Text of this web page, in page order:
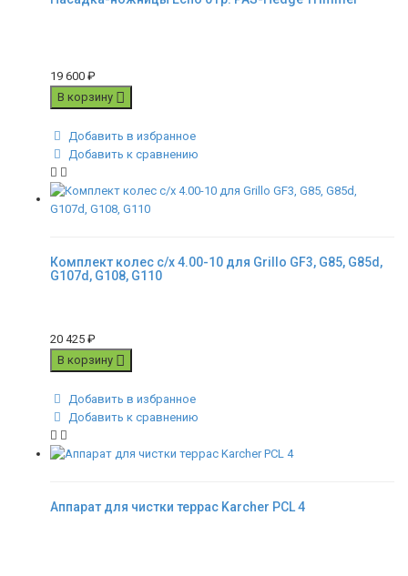
19 600 ₽
В корзину
Добавить в избранное
Добавить к сравнению
Комплект колес с/x 4.00-10 для Grillo GF3, G85, G85d,
G107d, G108, G110
20 425 ₽
В корзину
Добавить в избранное
Добавить к сравнению
Аппарат для чистки террас Karcher PCL 4